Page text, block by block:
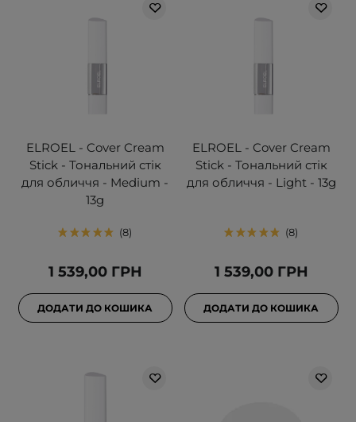
ELROEL - Cover Cream
Stick - Тональний стік
для обличчя - Medium -
13g
8
1 539,00 ГРН
ДОДАТИ ДО КОШИКА
ELROEL - Cover Cream
Stick - Тональний стік
для обличчя - Light - 13g
8
1 539,00 ГРН
ДОДАТИ ДО КОШИКА